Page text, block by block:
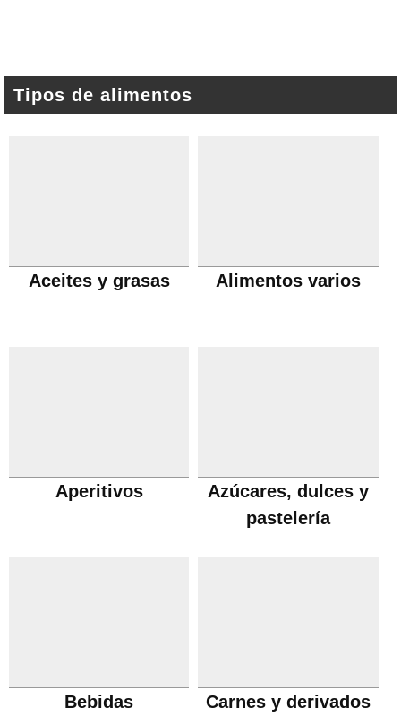
Tipos de alimentos
Aceites y grasas Alimentos varios
Aperitivos
Azúcares, dulces y
pastelería
Bebidas Carnes y derivados